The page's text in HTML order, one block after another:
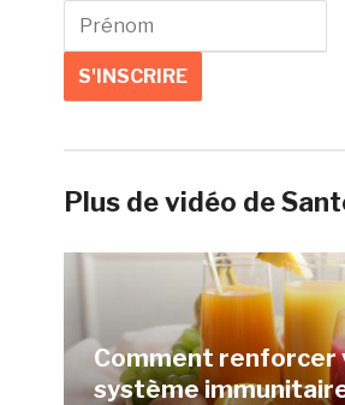
Plus de vidéo de
Comment renforcer
système